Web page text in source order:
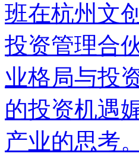
班在杭州文
投资管理合
业格局与投
的投资机遇
产业的思考。